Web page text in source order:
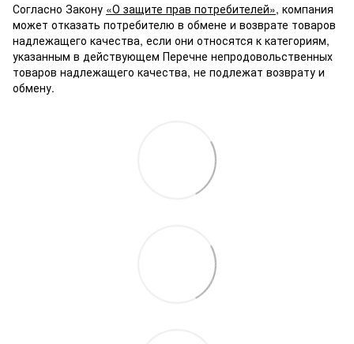
Согласно Закону «О защите прав потребителей», компания
может отказать потребителю в обмене и возврате товаров
надлежащего качества, если они относятся к категориям,
указанным в действующем Перечне непродовольственных
товаров надлежащего качества, не подлежат возврату и
обмену.